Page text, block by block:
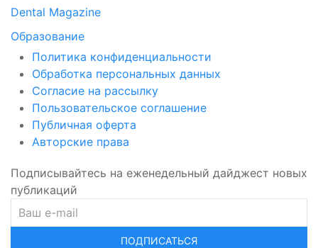
Dental Magazine
Образование
Политика конфиденциальности
Обработка персональных данных
Согласие на рассылку
Пользовательское соглашение
Публичная оферта
Авторские права
Подписывайтесь на еженедельный дайджест новых
публикаций
ПОДПИСАТЬСЯ